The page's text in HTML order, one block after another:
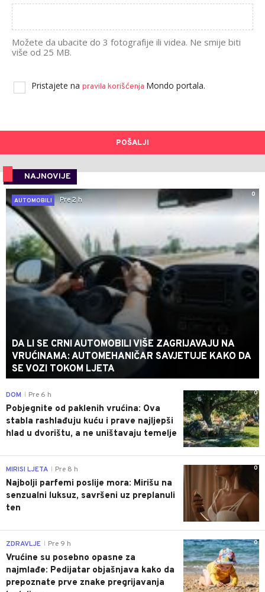
Možete da ubacite do 3 fotografije ili videa. Ne smije biti
više od 25 MB.
Pristajete na pravila korišćenja Mondo portala.
POŠALJI
NAJNOVIJE
0
AUTOMOBILI
Pre 2 h
DA LI SE CRNI AUTOMOBILI VIŠE ZAGRIJAVAJU NA
VRUĆINAMA: AUTOMEHANIČAR SAVJETUJE KAKO DA
SE VOZI TOKOM LJETA
0
DOM Pre 6 h
Pobjegnite od paklenih vrućina: Ova
stabla rashlađuju kuću i prave najljepši
hlad u dvorištu, a ne uništavaju temelje
0
MIRISI LJETA Pre 8 h
Najbolji parfemi poslije mora: Mirišu na
senzualni luksuz, savršeni uz preplanuli
ten
0
ZDRAVLJE Pre 9 h
Vrućine su posebno opasne za
najmlađe: Pedijatar objašnjava kako da
prepoznate prve znake pregrijavanja